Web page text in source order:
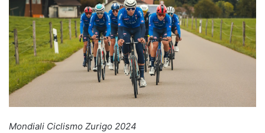
Mondiali Ciclismo Zurigo 2024